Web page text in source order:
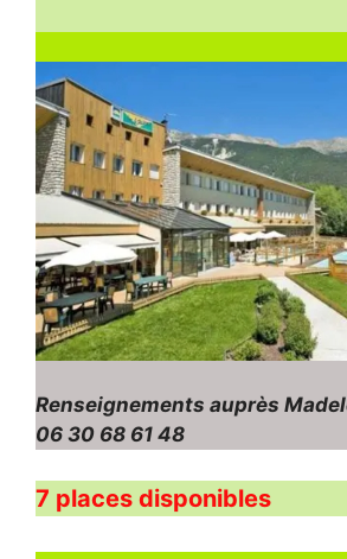
Renseignements auprès
06 30 68 61 48
7 places disponibles